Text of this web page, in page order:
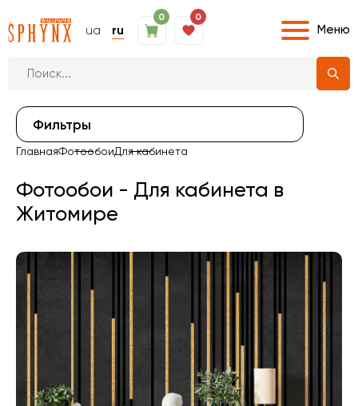
ua ru
0 0
Меню
Фильтры
ГлавнаяФотообоиДля кабинета
Фотообои - Для кабинета в
Житомире